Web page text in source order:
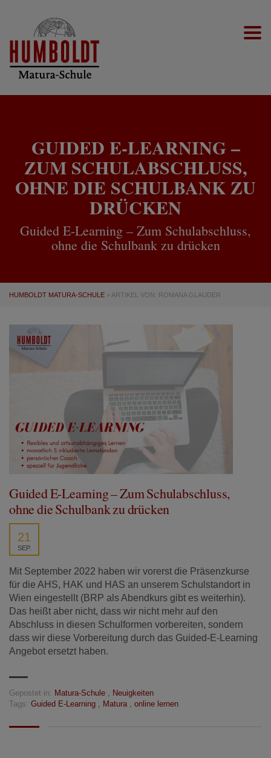
GUIDED E-LEARNING –
ZUM SCHULABSCHLUSS,
OHNE DIE SCHULBANK ZU
DRÜCKEN
Guided E-Learning – Zum Schulabschluss,
ohne die Schulbank zu drücken
HUMBOLDT MATURA-SCHULE > ARTIKEL VON: ROMANA GLAUDER
Guided E-Learning – Zum Schulabschluss,
ohne die Schulbank zu drücken
21
SEP.
Mit September 2022 haben wir vorerst die Präsenzkurse
für die AHS, HAK und HAS an unserem Schulstandort in
Wien eingestellt (BRP als Abendkurs gibt es weiterhin).
Das heißt aber nicht, dass wir nicht mehr auf den
Abschluss in diesen Schulformen vorbereiten, sondern
dass wir diese Vorbereitung durch das Guided-E-Learning
Angebot ersetzt haben.
Gepostet in: Matura-Schule
Neuigkeiten
Tags: Guided E-Learning Matura online lernen